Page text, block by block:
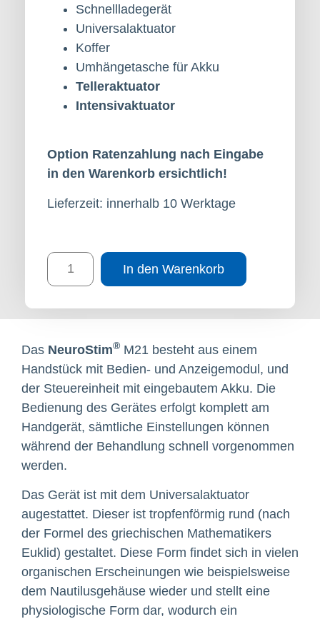
Schnellladegerät
Universalaktuator
Koffer
Umhängetasche für Akku
Telleraktuator
Intensivaktuator
Option Ratenzahlung nach Eingabe
in den Warenkorb ersichtlich!
Lieferzeit: innerhalb 10 Werktage
In den Warenkorb
Das NeuroStim® M21 besteht aus einem
Handstück mit Bedien- und Anzeigemodul, und
der Steuereinheit mit eingebautem Akku. Die
Bedienung des Gerätes erfolgt komplett am
Handgerät, sämtliche Einstellungen können
während der Behandlung schnell vorgenommen
werden.
Das Gerät ist mit dem Universalaktuator
augestattet. Dieser ist tropfenförmig rund (nach
der Formel des griechischen Mathematikers
Euklid) gestaltet. Diese Form findet sich in vielen
organischen Erscheinungen wie beispielsweise
dem Nautilusgehäuse wieder und stellt eine
physiologische Form dar, wodurch ein